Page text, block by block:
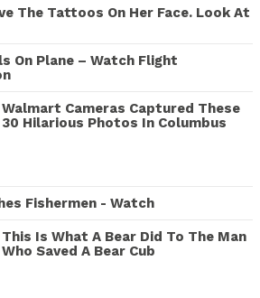
The Tattoos On Her Face. Look At
On Plane – Watch Flight
Walmart Cameras Captured These
30 Hilarious Photos In Columbus
Fishermen - Watch
This Is What A Bear Did To The Man
Who Saved A Bear Cub